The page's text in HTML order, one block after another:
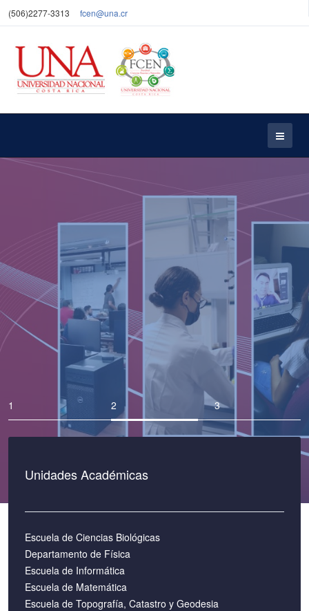
(506)2277-3313 fcen@una.cr
Excelencia
Unidades Académicas
Escuela de Ciencias Biológicas
Departamento de Física
Escuela de Informática
Escuela de Matemática
Escuela de Topografía, Catastro y Geodesia